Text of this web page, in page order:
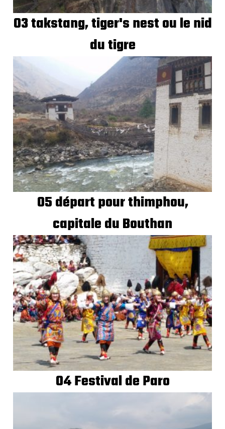
03 takstang, tiger's nest ou le nid
du tigre
05 départ pour thimphou,
capitale du Bouthan
04 Festival de Paro